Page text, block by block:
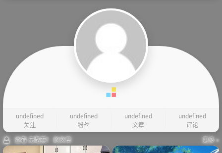
undefined
关注
undefined
粉丝
undefined
文章
undefined
评论
查看 无路赛！ 的文章
更多 »